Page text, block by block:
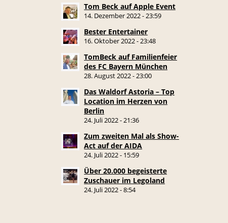
Tom Beck auf Apple Event
14. Dezember 2022 - 23:59
Bester Entertainer
16. Oktober 2022 - 23:48
TomBeck auf Familienfeier
des FC Bayern München
28. August 2022 - 23:00
Das Waldorf Astoria – Top
Location im Herzen von
Berlin
24. Juli 2022 - 21:36
Zum zweiten Mal als Show-
Act auf der AIDA
24. Juli 2022 - 15:59
Über 20.000 begeisterte
Zuschauer im Legoland
24. Juli 2022 - 8:54